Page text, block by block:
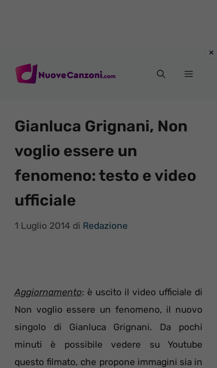
Menu
Gianluca Grignani, Non
voglio essere un
fenomeno: testo e video
ufficiale
1 Luglio 2014 di Redazione
Aggiornamento: è uscito il video ufficiale di
Non voglio essere un fenomeno, il nuovo
singolo di Gianluca Grignani. Da pochi
minuti è possibile vedere su Youtube
questo filmato, che propone immagini sia in